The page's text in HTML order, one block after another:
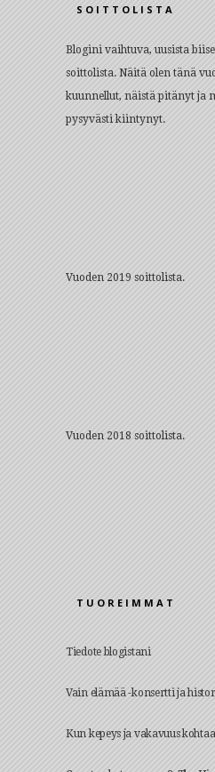
SOITTOLISTA
Blogini vaihtuva, uusista
soittolista. Näitä olen tänä
kuunnellut, näistä pitänyt ja
pysyvästi kiintynyt.
Vuoden 2019 soittolista.
Vuoden 2018 soittolista.
TUOREIMMAT
Tiedote blogistani
Vain elämää -konsertti ja
Kun kepeys ja vakavuus